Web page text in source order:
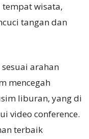
wisata,
tangan dan
arahan
mencegah
liburan, yang di
video conference.
terbaik